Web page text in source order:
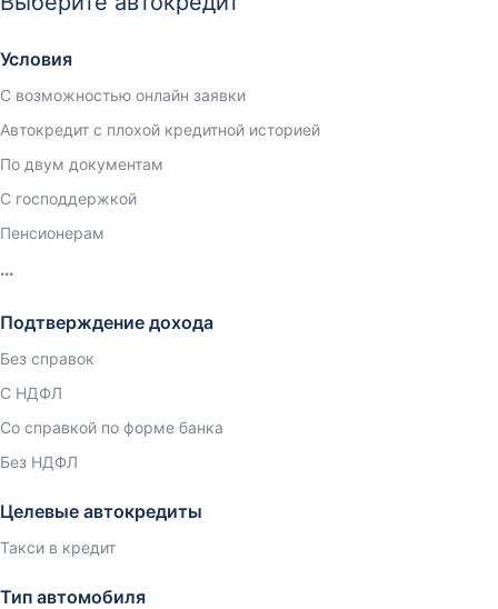
Условия
С возможностью онлайн заявки
Автокредит с плохой кредитной историей
По двум документам
С господдержкой
Пенсионерам
Подтверждение дохода
Без справок
С НДФЛ
Со справкой по форме банка
Без НДФЛ
Целевые автокредиты
Такси в кредит
Тип автомобиля